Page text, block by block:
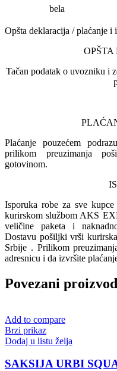
bela
Opšta deklaracija / plaćanje i
Tačan podatak o uvozniku i
Plaćanje pouzećem
prilikom preuzimanja
gotovinom.
Isporuka robe za sve
kurirskom službom AKS
veličine paketa i
Dostavu pošiljki vrši
Srbije . Prilikom
adresnicu i da izvršite
Povezani
Add to compare
Brzi prikaz
Dodaj u listu želja
SAKSIJA URBI